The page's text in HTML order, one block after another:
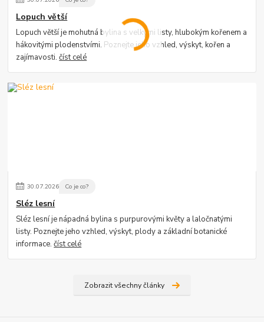
Lopuch větší
Lopuch větší je mohutná bylina s velkými listy, hlubokým kořenem a
hákovitými plodenstvími. Poznejte jeho vzhled, výskyt, kořen a
zajímavosti.číst celé
30.07.2026 Co je co?
Sléz lesní
Sléz lesní je nápadná bylina s purpurovými květy a laločnatými
listy. Poznejte jeho vzhled, výskyt, plody a základní botanické
informace.číst celé
Zobrazit všechny články